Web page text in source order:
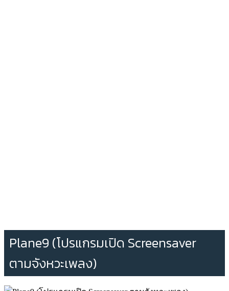
Plane9 (โปรแกรมเปิด Screensaver
ตามจังหวะเพลง)